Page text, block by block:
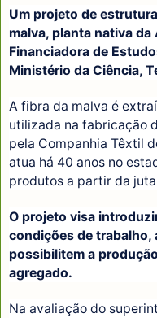
Um projeto de
malva, planta nativa
Financiadora de
Ministério da Ciência,
A fibra da malva é
utilizada na fabricação
pela Companhia Têxtil
atua há 40 anos no
produtos a partir da
O projeto visa
condições de trabalho,
possibilitem a
agregado.
Na avaliação do